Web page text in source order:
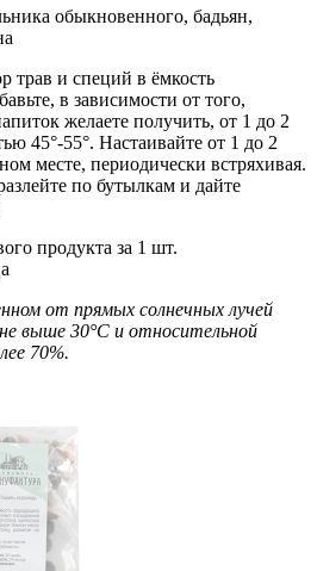
обыкновенного, бадьян,
трав и специй в ёмкость
в зависимости от того,
желаете получить, от 1 до 2
45°-55°. Настаивайте от 1 до 2
месте, периодически встряхивая.
по бутылкам и дайте
продукта за 1 шт.
от прямых солнечных лучей
выше 30°C и относительной
70%.